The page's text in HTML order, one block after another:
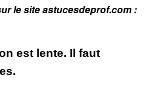
le site astucesdeprof.com :
est lente. Il faut